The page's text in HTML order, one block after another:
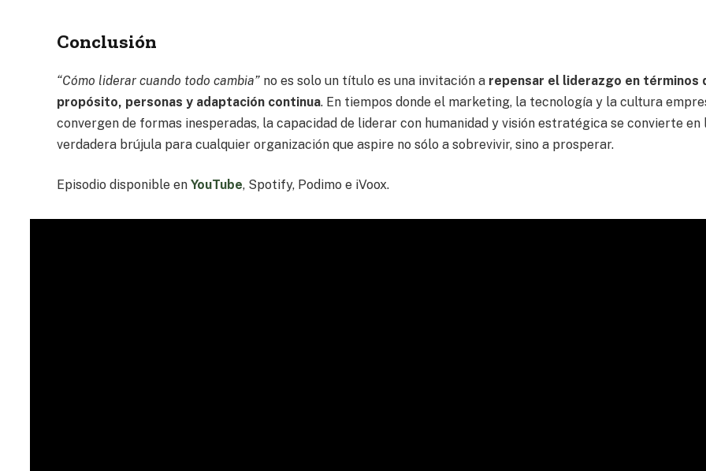
Conclusión
“Cómo liderar cuando todo cambia” no es solo un título es una invitación a repensar el liderazgo en términos
propósito, personas y adaptación continua. En tiempos donde el marketing, la tecnología y la cultura
convergen de formas inesperadas, la capacidad de liderar con humanidad y visión estratégica se convierte en
verdadera brújula para cualquier organización que aspire no sólo a sobrevivir, sino a prosperar.
Episodio disponible en YouTube, Spotify, Podimo e iVoox.